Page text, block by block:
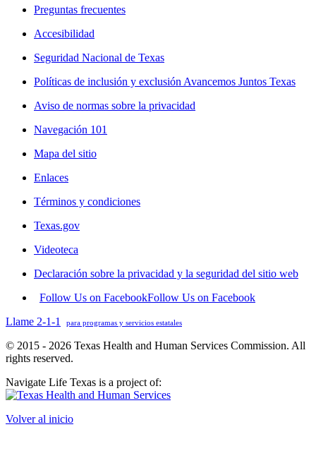
Preguntas frecuentes
Accesibilidad
Seguridad Nacional de Texas
Políticas de inclusión y exclusión Avancemos Juntos Texas
Aviso de normas sobre la privacidad
Navegación 101
Mapa del sitio
Enlaces
Términos y condiciones
Texas.gov
Videoteca
Declaración sobre la privacidad y la seguridad del sitio web
Follow Us on FacebookFollow Us on Facebook
Llame 2-1-1
para programas y servicios estatales
© 2015 - 2026 Texas Health and Human Services Commission. All
rights reserved.
Navigate Life Texas is a project of:
Volver al inicio